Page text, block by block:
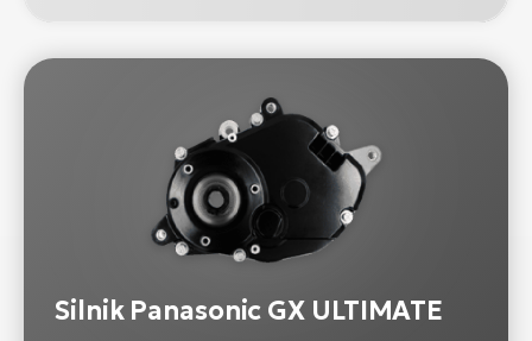
Silnik Panasonic GX ULTIMATE